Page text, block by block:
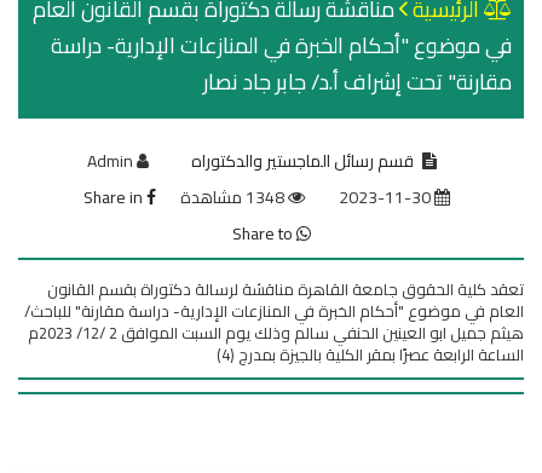
الرئيسية مناقشة رسالة دكتوراة بقسم القانون العام
في موضوع "أحكام الخبرة في المنازعات الإدارية- دراسة
مقارنة" تحت إشراف أ.د/ جابر جاد نصار
قسم رسائل الماجستير والدكتوراه
2023-11-30
1348 مشاهدة
تعقد كلية الحقوق جامعة القاهرة مناقشة لرسالة دكتوراة بقسم القانون
العام في موضوع "أحكام الخبرة في المنازعات الإدارية- دراسة مقارنة" للباحث/
هيثم جميل ابو العينين الحنفي سالم وذلك يوم السبت الموافق 2 /12/ 2023م
الساعة الرابعة عصرًا بمقر الكلية بالجيزة بمدرج (4)